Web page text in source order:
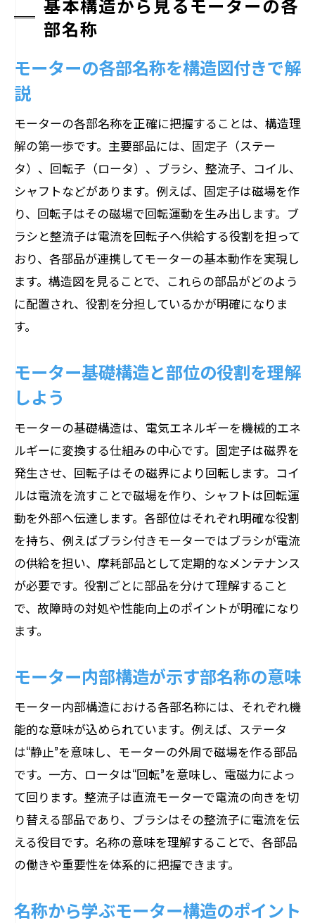
部名称
モーターの各部名称を構造図付きで解
説
モーターの各部名称を正確に把握することは、構造理
解の第一歩です。主要部品には、固定子（ステー
タ）、回転子（ロータ）、ブラシ、整流子、コイル、
シャフトなどがあります。例えば、固定子は磁場を作
り、回転子はその磁場で回転運動を生み出します。ブ
ラシと整流子は電流を回転子へ供給する役割を担って
おり、各部品が連携してモーターの基本動作を実現し
ます。構造図を見ることで、これらの部品がどのよう
に配置され、役割を分担しているかが明確になりま
す。
モーター基礎構造と部位の役割を理解
しよう
モーターの基礎構造は、電気エネルギーを機械的エネ
ルギーに変換する仕組みの中心です。固定子は磁界を
発生させ、回転子はその磁界により回転します。コイ
ルは電流を流すことで磁場を作り、シャフトは回転運
動を外部へ伝達します。各部位はそれぞれ明確な役割
を持ち、例えばブラシ付きモーターではブラシが電流
の供給を担い、摩耗部品として定期的なメンテナンス
が必要です。役割ごとに部品を分けて理解すること
で、故障時の対処や性能向上のポイントが明確になり
ます。
モーター内部構造が示す部名称の意味
モーター内部構造における各部名称には、それぞれ機
能的な意味が込められています。例えば、ステータ
は“静止”を意味し、モーターの外周で磁場を作る部品
です。一方、ロータは“回転”を意味し、電磁力によっ
て回ります。整流子は直流モーターで電流の向きを切
り替える部品であり、ブラシはその整流子に電流を伝
える役目です。名称の意味を理解することで、各部品
の働きや重要性を体系的に把握できます。
名称から学ぶモーター構造のポイント